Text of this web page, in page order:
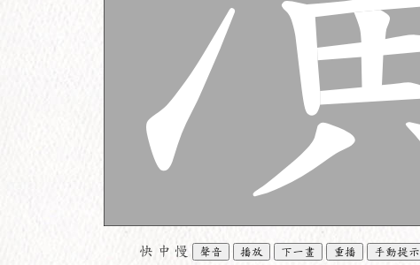
快 中 慢 聲音 播放 下一畫 重播 手動提示